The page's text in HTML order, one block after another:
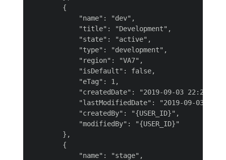
        {
            "name": "dev",
            "title": "Development",
            "state": "active",
            "type": "development",
            "region": "VA7",
            "isDefault": false,
            "eTag": 1,
"createdDate": "2019-09-03
"lastModifiedDate": "2019-09-03
            "createdBy": "{USER_ID}",
            "modifiedBy": "{USER_ID}"
        },
        {
            "name": "stage",